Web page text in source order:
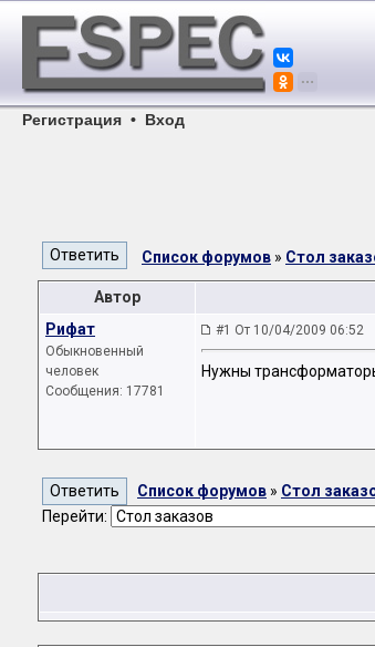
Регистрация • Вход
Список форумов » Стол
Автор
Рифат
Обыкновенный
человек
Сообщения: 17781
#1 От 10/04/2009 06:52
Нужны
Список форумов » Стол
Перейти: